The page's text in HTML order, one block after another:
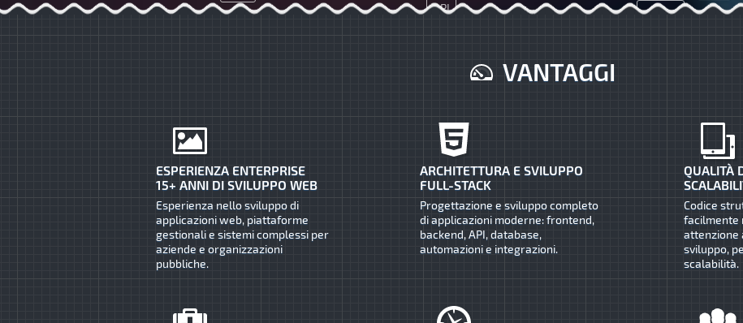
JQuery
API
VANTAGGI
ESPERIENZA ENTERPRISE
15+ ANNI DI SVILUPPO WEB
Esperienza nello sviluppo di
applicazioni web, piattaforme
gestionali e sistemi complessi per
aziende e organizzazioni
pubbliche.
ARCHITETTURA E SVILUPPO
FULL-STACK
Progettazione e sviluppo completo
di applicazioni moderne: frontend,
backend, API, database,
automazioni e integrazioni.
QUALITÀ
Codice
facilmente
attenzione
sviluppo,
scalabilità.